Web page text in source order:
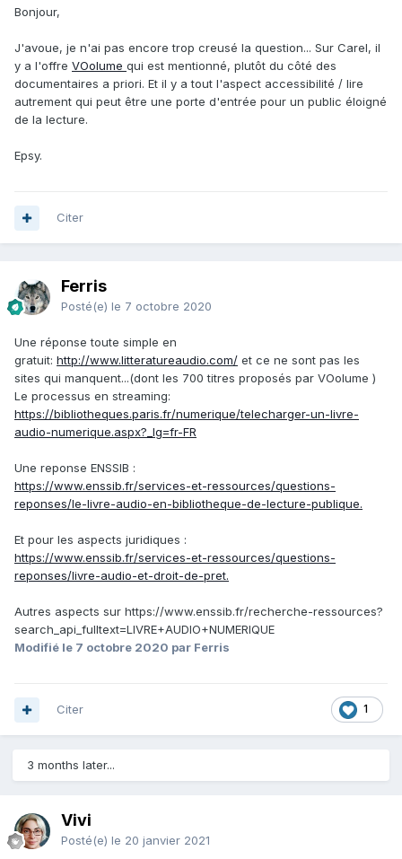
Bonjour,
J'avoue, je n'ai pas encore trop creusé la question... Sur Carel, il
y a l'offre VOolume qui est mentionné, plutôt du côté des
documentaires a priori. Et il y a tout l'aspect accessibilité / lire
autrement qui peut être une porte d'entrée pour un public éloigné
de la lecture.
Epsy.
Citer
Ferris
Posté(e) le 7 octobre 2020
Une réponse toute simple en
gratuit: http://www.litteratureaudio.com/ et ce ne sont pas les
sites qui manquent...(dont les 700 titres proposés par VOolume )
Le processus en streaming:
https://bibliotheques.paris.fr/numerique/telecharger-un-livre-
audio-numerique.aspx?_lg=fr-FR
Une reponse ENSSIB :
https://www.enssib.fr/services-et-ressources/questions-
reponses/le-livre-audio-en-bibliotheque-de-lecture-publique.
Et pour les aspects juridiques :
https://www.enssib.fr/services-et-ressources/questions-
reponses/livre-audio-et-droit-de-pret.
Autres aspects sur https://www.enssib.fr/recherche-ressources?
search_api_fulltext=LIVRE+AUDIO+NUMERIQUE
Modifié le 7 octobre 2020 par Ferris
1
Citer
3 months later...
Vivi
Posté(e) le 20 janvier 2021